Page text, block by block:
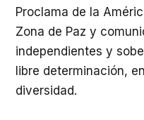
Proclama de la
Zona de Paz y
independientes y
libre determinación,
diversidad.